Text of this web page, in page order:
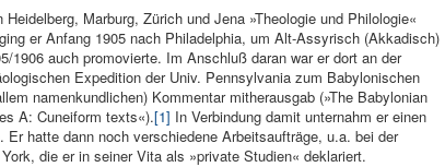
Marburg, Zürich und Jena »Theologie und Philologie«
er Anfang 1905 nach Philadelphia, um Alt-Assyrisch (Akkadisch)
1906 auch promovierte. Im Anschluß daran war er dort an der
Expedition der Univ. Pennsylvania zum Babyloni­schen
namenkundlichen) Kommentar mitherausgab (»The Babylonian
A: Cuneiform texts«).[1] In Verbindung damit unternahm er einen
hatte dann noch verschiedene Arbeitsaufträge, u.a. bei der
die er in seiner Vita als »private Studien« deklariert.